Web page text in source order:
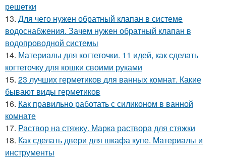
решетки
13. Для чего нужен обратный клапан в системе
водоснабжения. Зачем нужен обратный клапан в
водопроводной системы
14. Материалы для когтеточки. 11 идей, как сделать
когтеточку для кошки своими руками
15. 23 лучших герметиков для ванных комнат. Какие
бывают виды герметиков
16. Как правильно работать с силиконом в ванной
комнате
17. Раствор на стяжку. Марка раствора для стяжки
18. Как сделать двери для шкафа купе. Материалы и
инструменты